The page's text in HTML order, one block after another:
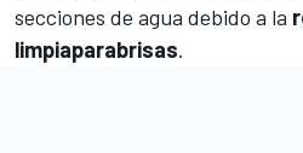
secciones de agua debido a la
limpiaparabrisas.